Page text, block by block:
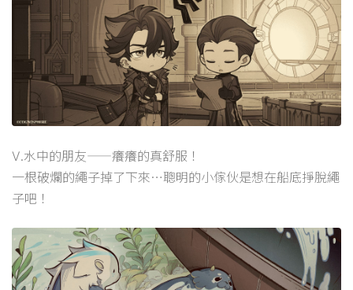
Ⅴ.水中的朋友——癢癢的真舒服！
一根破爛的繩子掉了下來…聰明的小傢伙是想在船底掙脫繩
子吧！